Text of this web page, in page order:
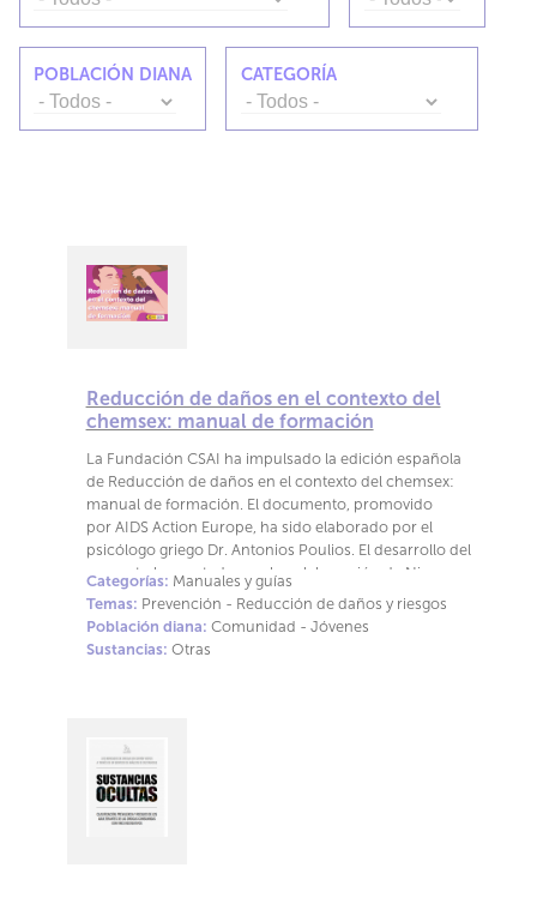
POBLACIÓN DIANA CATEGORÍA
Reducción de daños en el contexto del
chemsex: manual de formación
La Fundación CSAI ha impulsado la edición española
de Reducción de daños en el contexto del chemsex:
manual de formación. El documento, promovido
por AIDS Action Europe, ha sido elaborado por el
psicólogo griego Dr. Antonios Poulios. El desarrollo del
proyecto ha contado con la colaboración de Nina
Tumanyan, de Deutsche Aidshilfe. Basado en la
evidencia científica, la experiencia clínica y el
conocimiento acumulado por profesionales y
una segunda parte que ofrece un programa completo
de formación. Incluye materiales docentes, actividades
participativas y orientaciones metodológicas para
facilitar su implementación en distintos contextos
Categorías: Manuales y guías
Temas: Prevención - Reducción de daños y riesgos
Población diana: Comunidad - Jóvenes
Sustancias: Otras